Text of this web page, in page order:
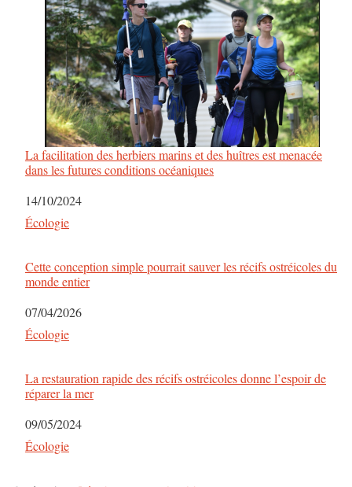
La facilitation des herbiers marins et des huîtres est menacée
dans les futures conditions océaniques
Date
14/10/2024
Par rapport à
Écologie
Cette conception simple pourrait sauver les récifs ostréicoles du
monde entier
Date
07/04/2026
Par rapport à
Écologie
La restauration rapide des récifs ostréicoles donne l’espoir de
réparer la mer
Date
09/05/2024
Par rapport à
Écologie